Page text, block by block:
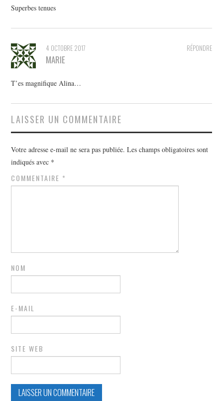
Superbes tenues
RÉPONDRE
4 OCTOBRE 2017
MARIE
T’es magnifique Alina…
LAISSER UN COMMENTAIRE
Votre adresse e-mail ne sera pas publiée. Les champs obligatoires sont
indiqués avec *
COMMENTAIRE *
NOM
E-MAIL
SITE WEB